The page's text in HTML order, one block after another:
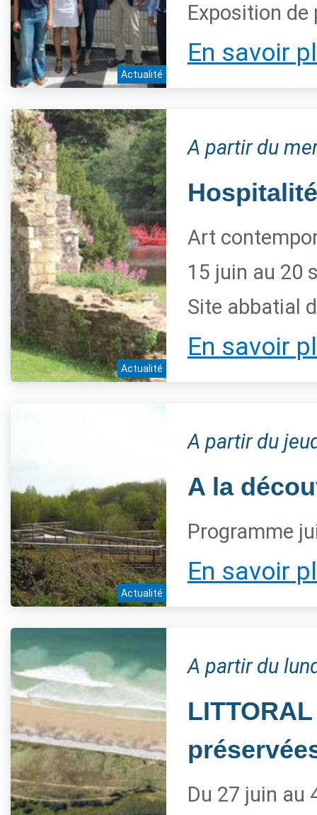
Actualité
Exposition de
En savoir
Actualité
A partir du
Art
15 juin au 20
Site abbatial
En savoir
Actualité
A partir du
A la
Programme
En savoir
A partir du
Du 27 juin au